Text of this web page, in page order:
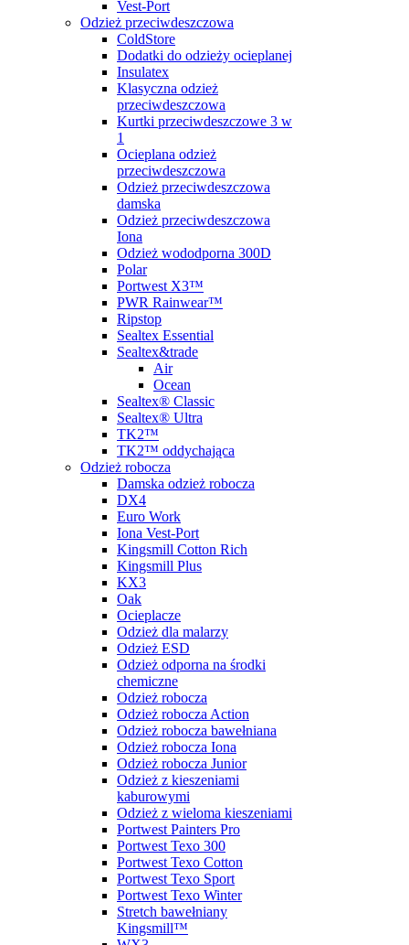
Vest-Port
Odzież przeciwdeszczowa
ColdStore
Dodatki do odzieży ocieplanej
Insulatex
Klasyczna odzież
przeciwdeszczowa
Kurtki przeciwdeszczowe 3 w
1
Ocieplana odzież
przeciwdeszczowa
Odzież przeciwdeszczowa
damska
Odzież przeciwdeszczowa
Iona
Odzież wododporna 300D
Polar
Portwest X3™
PWR Rainwear™
Ripstop
Sealtex Essential
Sealtex&trade
Air
Ocean
Sealtex® Classic
Sealtex® Ultra
TK2™
TK2™ oddychająca
Odzież robocza
Damska odzież robocza
DX4
Euro Work
Iona Vest-Port
Kingsmill Cotton Rich
Kingsmill Plus
KX3
Oak
Ocieplacze
Odzież dla malarzy
Odzież ESD
Odzież odporna na środki
chemiczne
Odzież robocza
Odzież robocza Action
Odzież robocza bawełniana
Odzież robocza Iona
Odzież robocza Junior
Odzież z kieszeniami
kaburowymi
Odzież z wieloma kieszeniami
Portwest Painters Pro
Portwest Texo 300
Portwest Texo Cotton
Portwest Texo Sport
Portwest Texo Winter
Stretch bawełniany
Kingsmill™